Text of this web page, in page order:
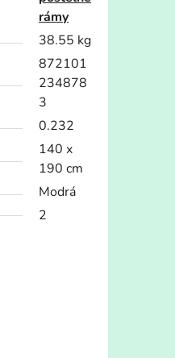
rámy
38.55 kg
872101
234878
3
0.232
140 x
190 cm
Modrá
2